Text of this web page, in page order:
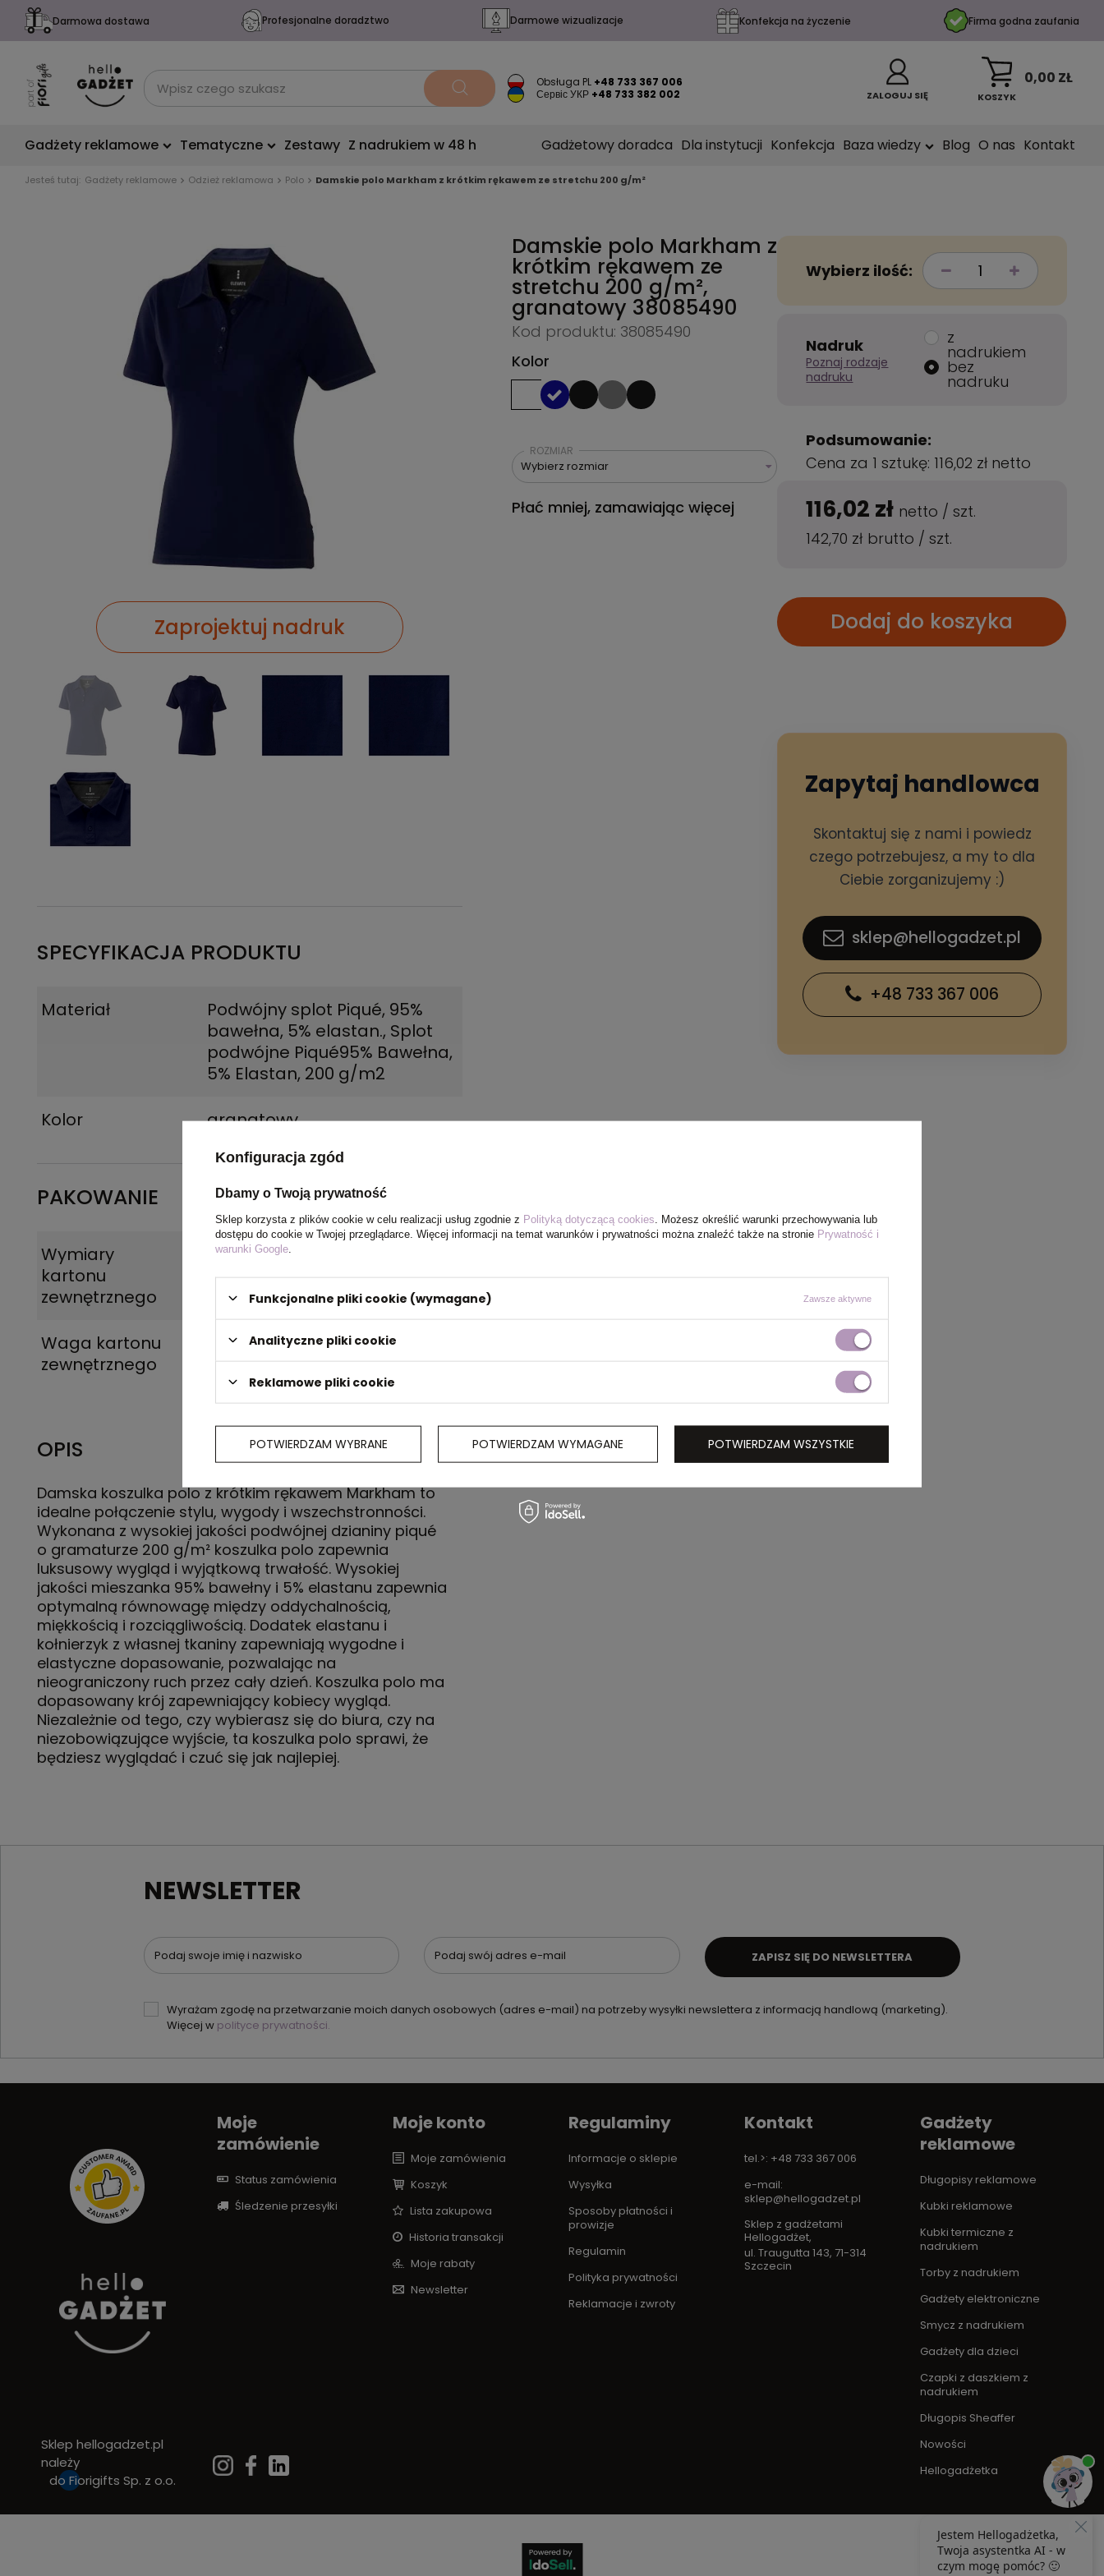
Darmowa dostawa Profesjonalne doradztwo Darmowe wizualizacje Konfekcja na życzenie Firma godna zaufania
Obsługa PL +48 733 367 006
Сервіс УКР +48 733 382 002 ZALOGUJ SIĘ KOSZYK
0,00 ZŁ
Gadżety reklamowe Tematyczne Zestawy Z nadrukiem w 48 h Gadżetowy doradca Dla instytucji Konfekcja Baza wiedzy Blog O nas Kontakt
Jesteś tutaj: Gadżety reklamowe Odzież reklamowa Polo Damskie polo Markham z krótkim rękawem ze stretchu 200 g/m²
Zaprojektuj nadruk
SPECYFIKACJA PRODUKTU
Materiał
Podwójny splot Piqué, 95%
bawełna, 5% elastan., Splot
podwójne Piqué95% Bawełna,
5% Elastan, 200 g/m2
Kolor
granatowy
PAKOWANIE
Wymiary
kartonu
zewnętrznego
40 x 60 x 23 cm
cm
Waga kartonu
zewnętrznego
10 kg ,11 kg
OPIS
Damska koszulka polo z krótkim rękawem Markham to
idealne połączenie stylu, wygody i wszechstronności.
Wykonana z wysokiej jakości podwójnej dzianiny piqué
o gramaturze 200 g/m² koszulka polo zapewnia
luksusowy wygląd i wyjątkową trwałość. Wysokiej
jakości mieszanka 95% bawełny i 5% elastanu zapewnia
optymalną równowagę między oddychalnością,
miękkością i rozciągliwością. Dodatek elastanu i
kołnierzyk z własnej tkaniny zapewniają wygodne i
elastyczne dopasowanie, pozwalając na
nieograniczony ruch przez cały dzień. Koszulka polo ma
dopasowany krój zapewniający kobiecy wygląd.
Niezależnie od tego, czy wybierasz się do biura, czy na
niezobowiązujące wyjście, ta koszulka polo sprawi, że
będziesz wyglądać i czuć się jak najlepiej.
Damskie polo Markham z
krótkim rękawem ze
stretchu 200 g/m²,
granatowy 38085490
Kod produktu: 38085490
Kolor
ROZMIAR
Wybierz rozmiar
Płać mniej, zamawiając więcej
Wybierz ilość:
Nadruk
Poznaj rodzaje
nadruku
z
nadrukiem
bez
nadruku
Podsumowanie:
Cena za 1 sztukę: 116,02 zł netto
116,02 zł netto /szt.
142,70 zł brutto /szt.
Dodaj do koszyka
Zapytaj handlowca
Skontaktuj się z nami i powiedz
czego potrzebujesz, a my to dla
Ciebie zorganizujemy :)
sklep@hellogadzet.pl
+48 733 367 006
NEWSLETTER
Podaj swoje imię i nazwisko Podaj swój adres e-mail
Wyrażam zgodę na przetwarzanie moich danych osobowych (adres e-mail) na potrzeby wysyłki newslettera z informacją handlową (marketing).
Więcej w polityce prywatności.
ZAPISZ SIĘ DO NEWSLETTERA
Sklep hellogadzet.pl
należy
do Fiorigifts Sp. z o.o.
Moje
zamówienie
Status zamówienia
Śledzenie przesyłki
Moje konto
Moje zamówienia
Koszyk
Lista zakupowa
Historia transakcji
Moje rabaty
Newsletter
Regulaminy
Informacje o sklepie
Wysyłka
Sposoby płatności i
prowizje
Regulamin
Polityka prywatności
Reklamacje i zwroty
Kontakt
tel.>: +48 733 367 006
e-mail:
sklep@hellogadzet.pl
Sklep z gadżetami
Hellogadżet,
ul. Traugutta 143, 71-314
Szczecin
Gadżety
reklamowe
Długopisy reklamowe
Kubki reklamowe
Kubki termiczne z
nadrukiem
Torby z nadrukiem
Gadżety elektroniczne
Smycz z nadrukiem
Gadżety dla dzieci
Czapki z daszkiem z
nadrukiem
Długopis Sheaffer
Nowości
Hellogadżetka
Konfiguracja zgód
Dbamy o Twoją prywatność
Sklep korzysta z plików cookie w celu realizacji usług zgodnie z Polityką dotyczącą cookies . Możesz określić warunki przechowywania lub
dostępu do cookie w Twojej przeglądarce. Więcej informacji na temat warunków i prywatności można znaleźć także na stronie Prywatność i
warunki Google
Funkcjonalne pliki cookie (wymagane) Zawsze aktywne
Analityczne pliki cookie
Reklamowe pliki cookie
POTWIERDZAM WYBRANE POTWIERDZAM WYMAGANE POTWIERDZAM WSZYSTKIE